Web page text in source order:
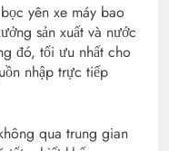
yên xe máy bao
sản xuất và nước
đó, tối ưu nhất cho
nhập trực tiếp
qua trung gian